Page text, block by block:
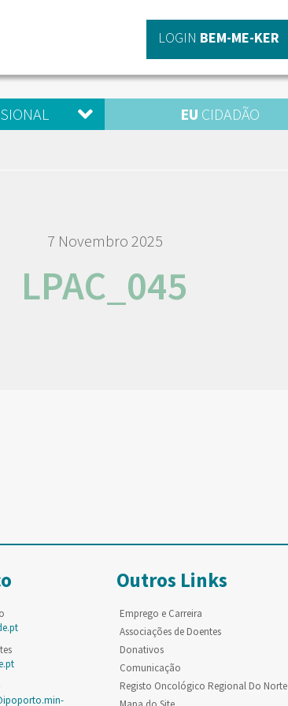
LOGIN BEM-ME-KER
EU CIDADÃO
7 Novembro 2025
LPAC_045
Outros Links
Emprego e Carreira
Associações de Doentes
Donativos
Comunicação
Registo Oncológico Regional Do Norte